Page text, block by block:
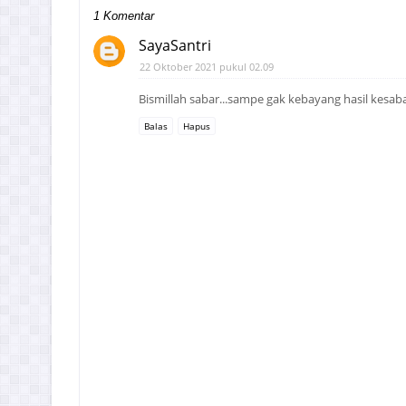
1 Komentar
SayaSantri
22 Oktober 2021 pukul 02.09
Bismillah sabar...sampe gak kebayang hasil
Balas Hapus